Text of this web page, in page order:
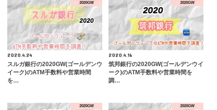
2020GW
2020.4.24
スルガ銀行の2020GW(ゴールデンウ
イーク)のATM手数料や営業時間
を…
2020GW
2020.4.16
筑邦銀行の2020GW(ゴールデンウイ
ーク)のATM手数料や営業時間を
調…
2020GW 2020GW